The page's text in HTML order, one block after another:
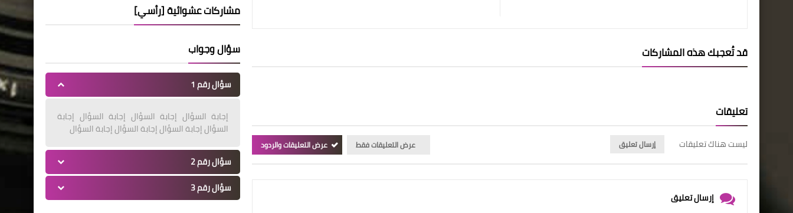
قد تُعجبك هذه المشاركات
تعليقات
ليست هناك تعليقات إرسال تعليق عرض التعليقات فقط عرض التعليقات والردود
إرسال تعليق
مشاركات عشوائية [رأسي]
سؤال وجواب
سؤال رقم 1
إجابة السؤال إجابة السؤال إجابة السؤال إجابة
السؤال إجابة السؤال إجابة السؤال إجابة السؤال
سؤال رقم 2
سؤال رقم 3